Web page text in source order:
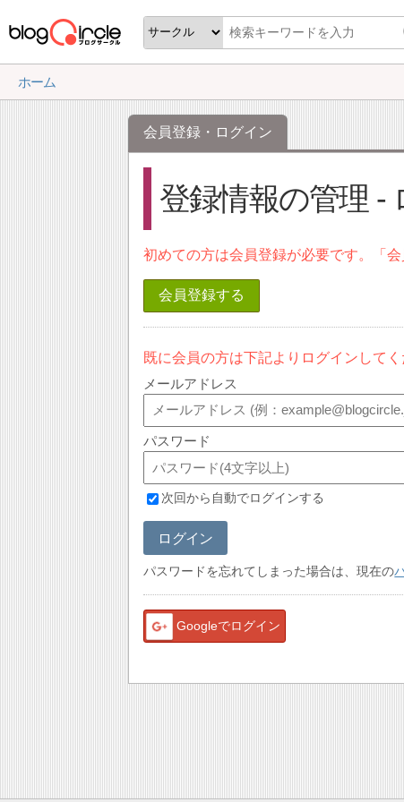
ホーム
会員登録・ログイン
登録情報の管理 -
初めての方は会員登録が必要です。「
会員登録する
既に会員の方は下記よりログインしてく
メールアドレス
パスワード
次回から自動でログインする
ログイン
パスワードを忘れてしまった場合は、現在の
Googleでログイン